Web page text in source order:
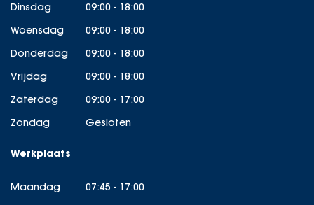
Dinsdag
09:00 - 18:00
Woensdag
09:00 - 18:00
Donderdag
09:00 - 18:00
Vrijdag
09:00 - 18:00
Zaterdag
09:00 - 17:00
Zondag
Gesloten
Werkplaats
Maandag
07:45 - 17:00